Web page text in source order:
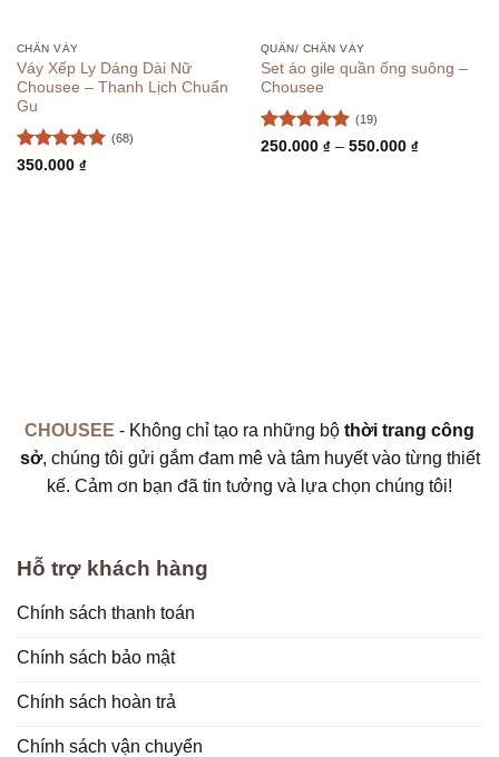
CHÂN VÁY
Váy Xếp Ly Dáng Dài Nữ
Chousee – Thanh Lịch Chuẩn
Gu
Được xếp
(68)
350.000 ₫
QUẦN/ CHÂN VÁY
Set áo gile quần ống suông –
Chousee
Được xếp
(19)
250.000 ₫ – 550.000 ₫Khoảng
CHOUSEE - Không chỉ tạo ra những bộ thời trang công
sở, chúng tôi gửi gắm đam mê và tâm huyết vào từng thiết
kế. Cảm ơn bạn đã tin tưởng và lựa chọn chúng tôi!
Hỗ trợ khách hàng
Chính sách thanh toán
Chính sách bảo mật
Chính sách hoàn trả
Chính sách vận chuyển